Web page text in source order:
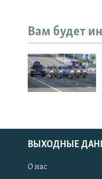
Вам будет
ВЫХОДНЫЕ
О нас